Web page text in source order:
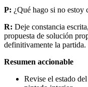
P: ¿Qué hago si no estoy
R: Deje constancia
propuesta de solución
definitivamente la partida.
Resumen accionable
Revise el estado